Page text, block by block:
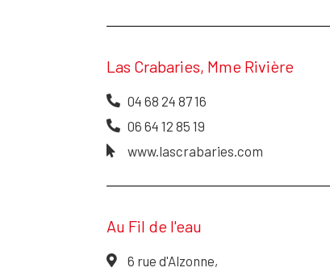
Las Crabaries, Mme Rivière
04 68 24 87 16
06 64 12 85 19
www.lascrabaries.com
Au Fil de l'eau
6 rue d'Alzonne,